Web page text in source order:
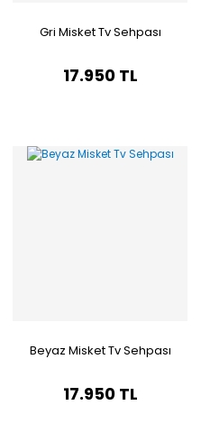
Gri Misket Tv Sehpası
17.950 TL
Beyaz Misket Tv Sehpası
17.950 TL